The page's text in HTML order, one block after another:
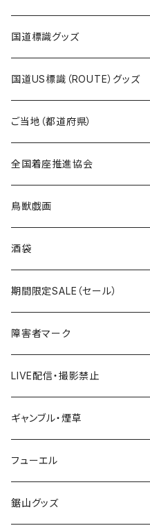
エコバッグ
モーテルキーホルダー
トートバッグ
エコバッグ
千葉ロッテマリーンズコラボ
モーテルキーホルダー
ホテルキーホルダー
トートバッグ
ホテルキーホルダー
ステッカー
ステッカー
ホテルキーホルダー
国道標識グッズ
ステッカー
国道0～99号線
国道100～199号線
国道600～699号線
国道700～799号線
Tシャツ
キャップ
国道US標識（ROUTE）グッズ
ステッカー
ROUTE 0～99号線
ROUTE100～199号線
ROUTE600～699号線
ROUTE700～799号線
Tシャツ
ROUTE 0～99号線
ROUTE 100～199号線
ROUTE 600～699号線
ROUTE 700～799号線
キャップ
ROUTE 0～99号線
ROUTE 100～199号線
ROUTE 600～699号線
ROUTE 700～799号線
ご当地（都道府県）
北海道
青森県
岩手県
宮城県
秋田県
Tシャツ
ステッカー
山形県
福島県
茨城県
栃木県
全国着座推進協会
ステッカー
鳥獣戯画
酒袋
期間限定SALE（セール）
障害者マーク
LIVE配信・撮影禁止
LIVE配信禁止
撮影禁止
ギャンブル・煙草
ホテルキーホルダー
たばこ・禁煙ステッカー
フューエル
ステッカー
鋸山グッズ